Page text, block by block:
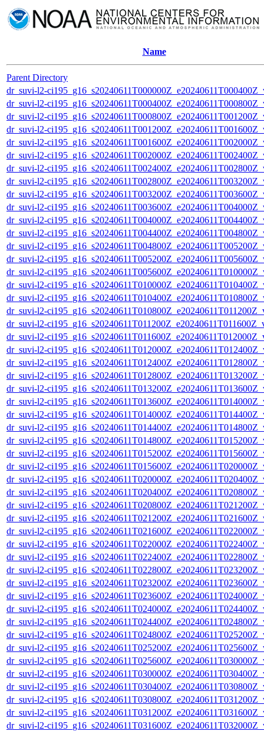
Name
Parent Directory
dr_suvi-l2-
dr_suvi-l2-
dr_suvi-l2-
dr_suvi-l2-
dr_suvi-l2-
dr_suvi-l2-
dr_suvi-l2-
dr_suvi-l2-
dr_suvi-l2-
dr_suvi-l2-
dr_suvi-l2-
dr_suvi-l2-
dr_suvi-l2-
dr_suvi-l2-
dr_suvi-l2-
dr_suvi-l2-
dr_suvi-l2-
dr_suvi-l2-
dr_suvi-l2-
dr_suvi-l2-
dr_suvi-l2-
dr_suvi-l2-
dr_suvi-l2-
dr_suvi-l2-
dr_suvi-l2-
dr_suvi-l2-
dr_suvi-l2-
dr_suvi-l2-
dr_suvi-l2-
dr_suvi-l2-
dr_suvi-l2-
dr_suvi-l2-
dr_suvi-l2-
dr_suvi-l2-
dr_suvi-l2-
dr_suvi-l2-
dr_suvi-l2-
dr_suvi-l2-
dr_suvi-l2-
dr_suvi-l2-
dr_suvi-l2-
dr_suvi-l2-
dr_suvi-l2-
dr_suvi-l2-
dr_suvi-l2-
dr_suvi-l2-
dr_suvi-l2-
dr_suvi-l2-
dr_suvi-l2-
dr_suvi-l2-